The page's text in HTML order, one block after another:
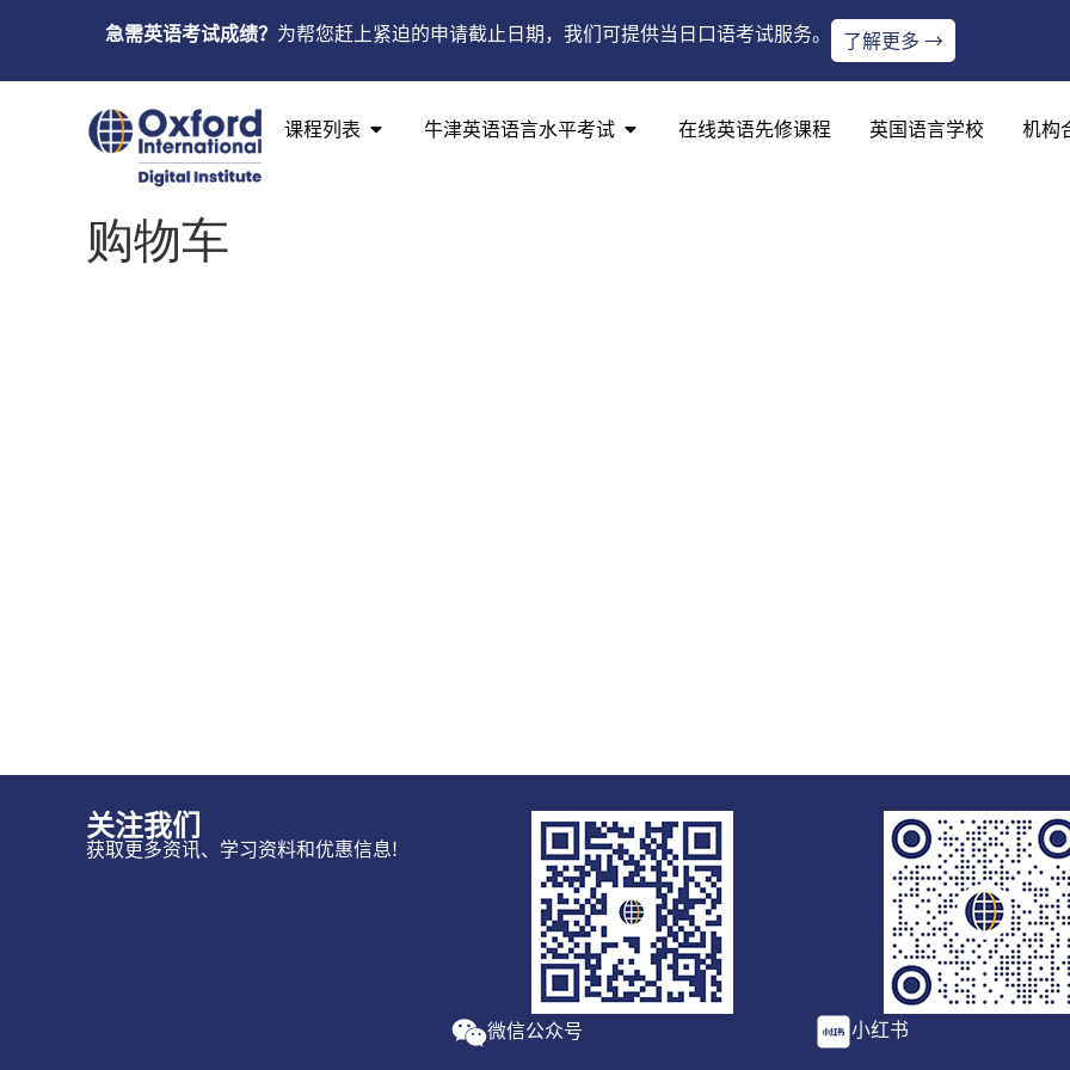
急需英语考试成绩？ 为帮您赶上紧迫的申请截止日期，我们可提供当日口语考试服务。 了解更多 →
课程列表 牛津英语语言水平考试 在线英语先修课程 英国语言学校 机构
购物车
关注我们
获取更多资讯、学习资料和优惠信息!
微信公众号 小红书